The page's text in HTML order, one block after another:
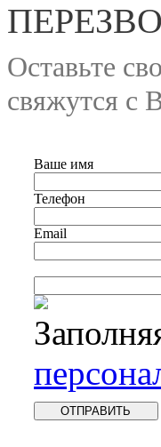
Оставьте
свяжутся с
Ваше имя
Телефон
Email